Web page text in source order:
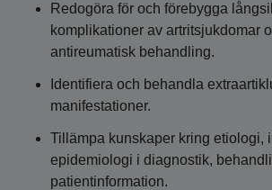
Redogöra för och förebygga
komplikationer av artritsjukdomar
antireumatisk behandling.
Identifiera och behandla
manifestationer.
Tillämpa kunskaper kring etiologi,
epidemiologi i diagnostik,
patientinformation.